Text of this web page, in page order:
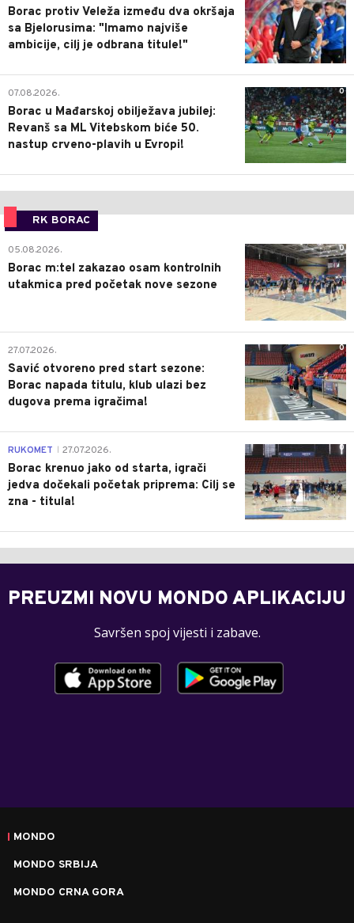
Borac protiv Veleža između dva okršaja
sa Bjelorusima: "Imamo najviše
ambicije, cilj je odbrana titule!"
0
07.08.2026.
Borac u Mađarskoj obilježava jubilej:
Revanš sa ML Vitebskom biće 50.
nastup crveno-plavih u Evropi!
RK BORAC
0
05.08.2026.
Borac m:tel zakazao osam kontrolnih
utakmica pred početak nove sezone
0
27.07.2026.
Savić otvoreno pred start sezone:
Borac napada titulu, klub ulazi bez
dugova prema igračima!
0
RUKOMET 27.07.2026.
Borac krenuo jako od starta, igrači
jedva dočekali početak priprema: Cilj se
zna - titula!
PREUZMI NOVU MONDO APLIKACIJU
Savršen spoj vijesti i zabave.
MONDO
MONDO SRBIJA
MONDO CRNA GORA